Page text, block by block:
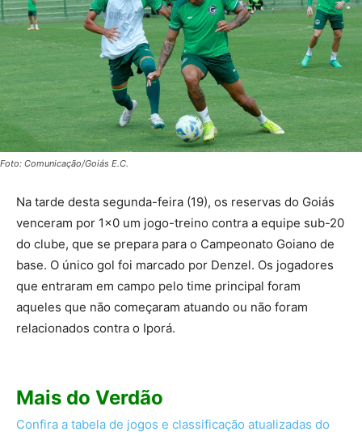
Foto: Comunicação/Goiás E.C.
Na tarde desta segunda-feira (19), os reservas do Goiás
venceram por 1×0 um jogo-treino contra a equipe sub-20
do clube, que se prepara para o Campeonato Goiano de
base. O único gol foi marcado por Denzel. Os jogadores
que entraram em campo pelo time principal foram
aqueles que não começaram atuando ou não foram
relacionados contra o Iporá.
Mais do Verdão
Confira a tabela de jogos e classificação atualizadas do